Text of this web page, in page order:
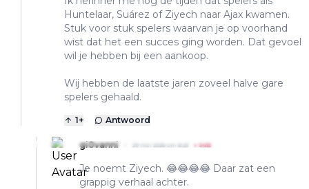
Huntelaar, Suárez of Ziyech naar Ajax kwamen.
Stuk voor stuk spelers waarvan je op voorhand
wist dat het een succes ging worden. Dat gevoel
wil je hebben bij een aankoop.
Wij hebben de laatste jaren zoveel halve gare
spelers gehaald.
1+ Antwoord
gi0vanni 29 mei 2026 om 8:23 + 9415
Je noemt Ziyech. 😂😂😂😂 Daar zat een
grappig verhaal achter.